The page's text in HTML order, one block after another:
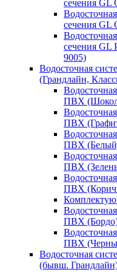
сечения GL
сечения GL
сечения GL
9005)
Водосточная
(Грандлайн,
ПВХ
ПВХ
ПВХ
ПВХ
ПВХ
ПВХ
ПВХ
Водосточная
(бывш.